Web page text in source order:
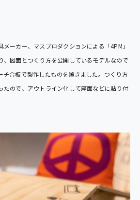
メーカー、マスプロダクションによる「4PM」
、図面とつくり方を公開しているモデルなので
チ合板で製作したものを置きました。つくり方
たので、アウトライン化して座面などに貼り付